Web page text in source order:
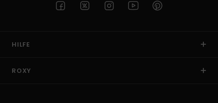
HILFE
ROXY